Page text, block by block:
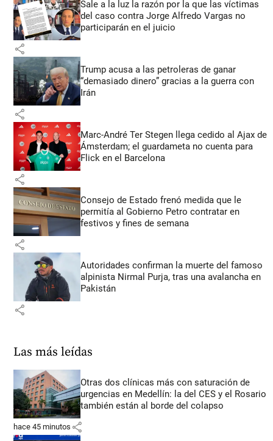
Sale a la luz la razón por la que las víctimas
del caso contra Jorge Alfredo Vargas no
participarán en el juicio
share
Trump acusa a las petroleras de ganar
“demasiado dinero” gracias a la guerra con
Irán
share
Marc-André Ter Stegen llega cedido al Ajax de
Ámsterdam; el guardameta no cuenta para
Flick en el Barcelona
share
Consejo de Estado frenó medida que le
permitía al Gobierno Petro contratar en
festivos y fines de semana
share
Autoridades confirman la muerte del famoso
alpinista Nirmal Purja, tras una avalancha en
Pakistán
share
Las más leídas
Otras dos clínicas más con saturación de
urgencias en Medellín: la del CES y el Rosario
también están al borde del colapso
hace 45 minutos share